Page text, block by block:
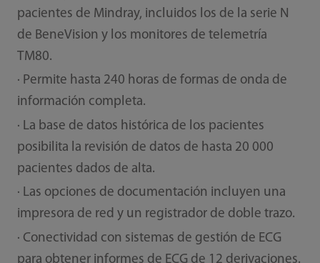
pacientes de Mindray, incluidos los de la serie N
de BeneVision y los monitores de telemetría
TM80.
· Permite hasta 240 horas de formas de onda de
información completa.
· La base de datos histórica de los pacientes
posibilita la revisión de datos de hasta 20 000
pacientes dados de alta.
· Las opciones de documentación incluyen una
impresora de red y un registrador de doble trazo.
· Conectividad con sistemas de gestión de ECG
para obtener informes de ECG de 12 derivaciones.